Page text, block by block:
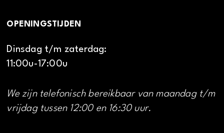
OPENINGSTIJDEN
Dinsdag t/m zaterdag:
11:00u-17:00u
We zijn telefonisch bereikbaar van maandag t/m
vrijdag tussen 12:00 en 16:30 uur.